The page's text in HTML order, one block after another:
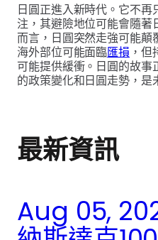
日圓正進入新時代。它不
注，其避險地位可能會隨
而言，日圓突然走強可能
海外部位可能面臨匯損 ，
可能提供緩衝。日圓的故
的政策變化和日圓走勢，是
最新資訊
Aug 05,